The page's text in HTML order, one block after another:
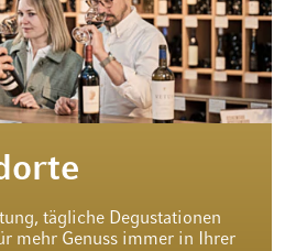
tägliche Degustationen
mehr Genuss immer in Ihrer